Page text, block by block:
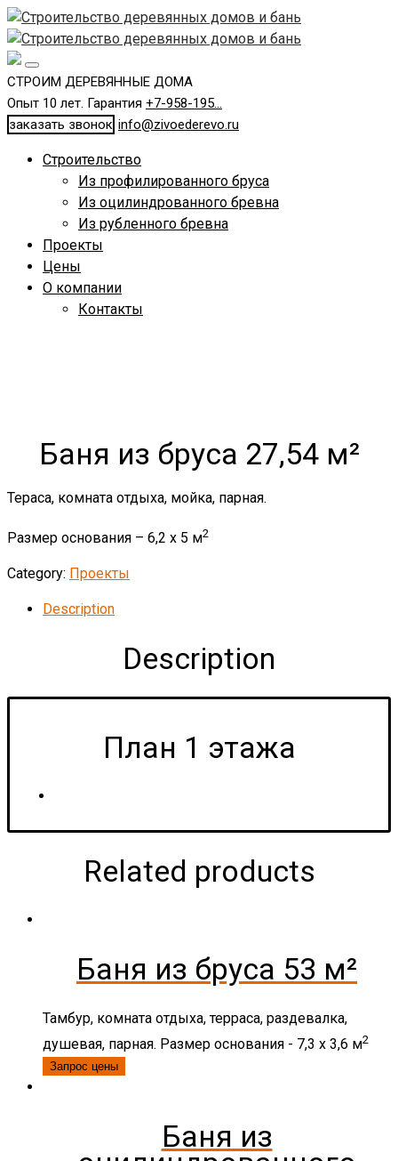
СТРОИМ ДЕРЕВЯННЫЕ ДОМА
Опыт 10 лет. Гарантия +7-958-195...
заказать звонок info@zivoederevo.ru
Строительство
Из профилированного бруса
Из оцилиндрованного бревна
Из рубленного бревна
Проекты
Цены
О компании
Контакты
Баня из бруса 27,54 м²
Тераса, комната отдыха, мойка, парная.
Размер основания – 6,2 x 5 м2
Category: Проекты
Description
Description
План 1 этажа
Related products
Баня из бруса 53 м²
Тамбур, комната отдыха, терраса, раздевалка,
душевая, парная. Размер основания - 7,3 x 3,6 м2
Запрос цены
Баня из